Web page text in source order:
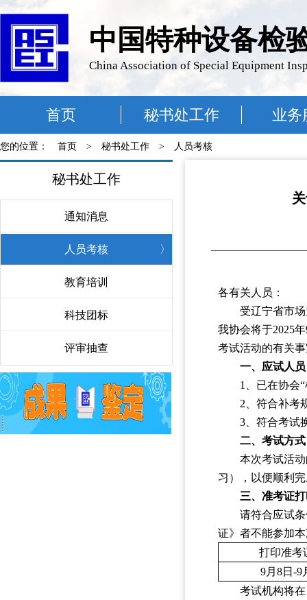
中国特种设备检
China Association of Special Equipment
首页 秘书处工作 业务
您的位置： 首页 > 秘书处工作 > 人员考核
秘书处工作
通知消息
人员考核 〉
教育培训
科技团标
评审抽查
各有关人员：
受辽宁省市
我协会将于2025
考试活动的有关
一、应试人员
1、已在协会
2、符合补考
3、符合考试
二、考试方式
本次考试活
习），以便顺利
三、准考证
请符合应试
证》者不能参加
打印准考
9月 8日 -9
考试机构将